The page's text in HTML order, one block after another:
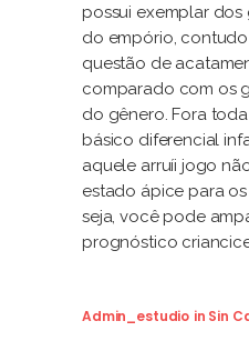
possui exemplar
do empório,
questão de
comparado com os
do gênero. Fora
básico diferencial
aquele arruíi jogo
estado ápice para
seja, você pode
prognóstico
Admin_estudio in Sin